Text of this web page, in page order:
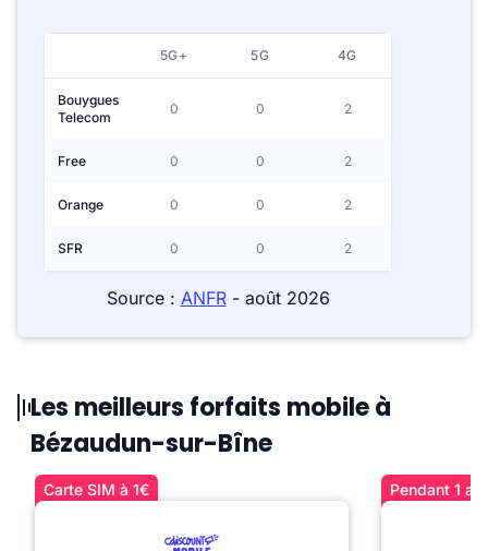
5G+ 5G 4G
Bouygues
Telecom
0 0 2
Free 0 0 2
Orange 0 0 2
SFR 0 0 2
Source : ANFR- août 2026
Les meilleurs forfaits mobile à
Bézaudun-sur-Bîne
Carte SIM à 1€ Pendant 1